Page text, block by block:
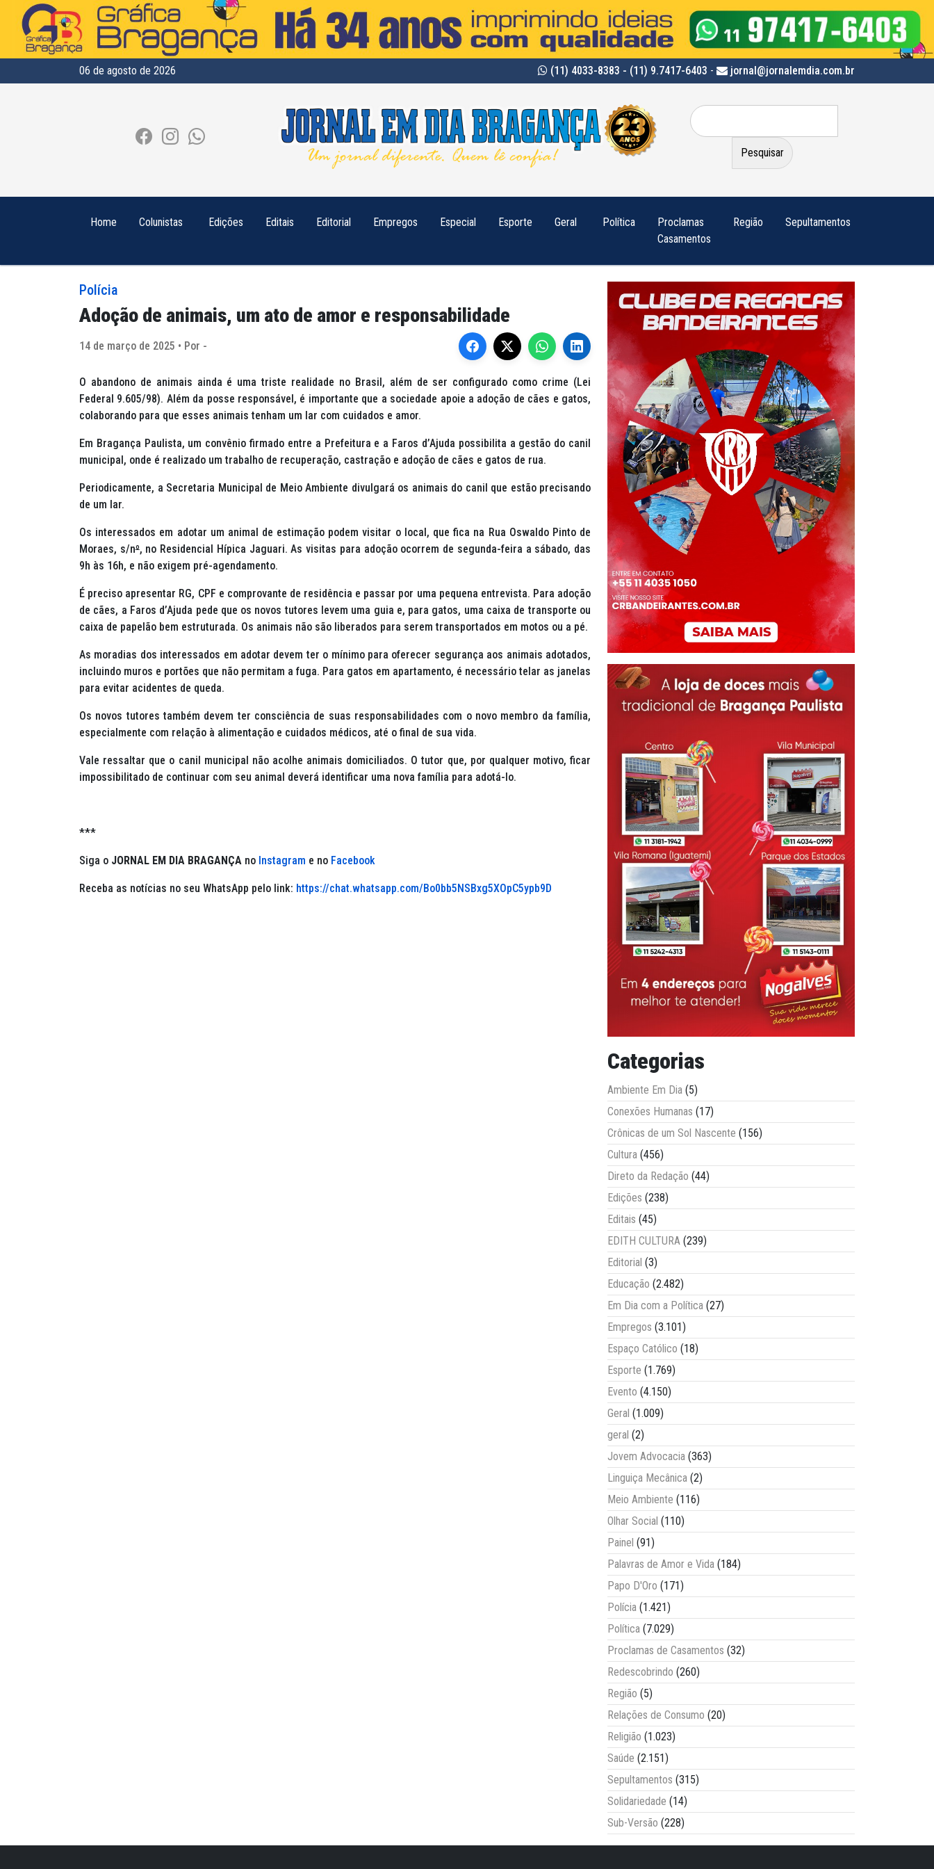
06 de agosto de 2026 (11) 4033-8383 - (11) 9.7417-6403 - jornal@jornalemdia.com.br
Pesquisar
por:
Home Colunistas Edições Editais Editorial Empregos Especial Esporte Geral Política
Proclamas
Casamentos
Região Sepultamentos
Polícia
Adoção de animais, um ato de amor e responsabilidade
14 de março de 2025 • Por -
O abandono de animais ainda é uma triste realidade no Brasil, além de ser configurado como crime (Lei
Federal 9.605/98). Além da posse responsável, é importante que a sociedade apoie a adoção de cães e gatos,
colaborando para que esses animais tenham um lar com cuidados e amor.
Em Bragança Paulista, um convênio firmado entre a Prefeitura e a Faros d’Ajuda possibilita a gestão do canil
municipal, onde é realizado um trabalho de recuperação, castração e adoção de cães e gatos de rua.
Periodicamente, a Secretaria Municipal de Meio Ambiente divulgará os animais do canil que estão precisando
de um lar.
Os interessados em adotar um animal de estimação podem visitar o local, que fica na Rua Oswaldo Pinto de
Moraes, s/nº, no Residencial Hípica Jaguari. As visitas para adoção ocorrem de segunda-feira a sábado, das
9h às 16h, e não exigem pré-agendamento.
É preciso apresentar RG, CPF e comprovante de residência e passar por uma pequena entrevista. Para adoção
de cães, a Faros d’Ajuda pede que os novos tutores levem uma guia e, para gatos, uma caixa de transporte ou
caixa de papelão bem estruturada. Os animais não são liberados para serem transportados em motos ou a pé.
As moradias dos interessados em adotar devem ter o mínimo para oferecer segurança aos animais adotados,
incluindo muros e portões que não permitam a fuga. Para gatos em apartamento, é necessário telar as janelas
para evitar acidentes de queda.
Os novos tutores também devem ter consciência de suas responsabilidades com o novo membro da família,
especialmente com relação à alimentação e cuidados médicos, até o final de sua vida.
Vale ressaltar que o canil municipal não acolhe animais domiciliados. O tutor que, por qualquer motivo, ficar
impossibilitado de continuar com seu animal deverá identificar uma nova família para adotá-lo.
***
Siga o JORNAL EM DIA BRAGANÇA no Instagram e no Facebook
Receba as notícias no seu WhatsApp pelo link: https://chat.whatsapp.com/Bo0bb5NSBxg5XOpC5ypb9D
Categorias
Ambiente Em Dia (5)
Conexões Humanas (17)
Crônicas de um Sol Nascente (156)
Cultura (456)
Direto da Redação (44)
Edições (238)
Editais (45)
EDITH CULTURA (239)
Editorial (3)
Educação (2.482)
Em Dia com a Política (27)
Empregos (3.101)
Espaço Católico (18)
Esporte (1.769)
Evento (4.150)
Geral (1.009)
geral (2)
Jovem Advocacia (363)
Linguiça Mecânica (2)
Meio Ambiente (116)
Olhar Social (110)
Painel (91)
Palavras de Amor e Vida (184)
Papo D'Oro (171)
Polícia (1.421)
Política (7.029)
Proclamas de Casamentos (32)
Redescobrindo (260)
Região (5)
Relações de Consumo (20)
Religião (1.023)
Saúde (2.151)
Sepultamentos (315)
Solidariedade (14)
Sub-Versão (228)